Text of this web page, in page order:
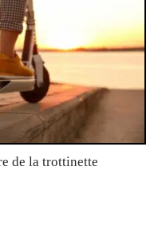
de la trottinette